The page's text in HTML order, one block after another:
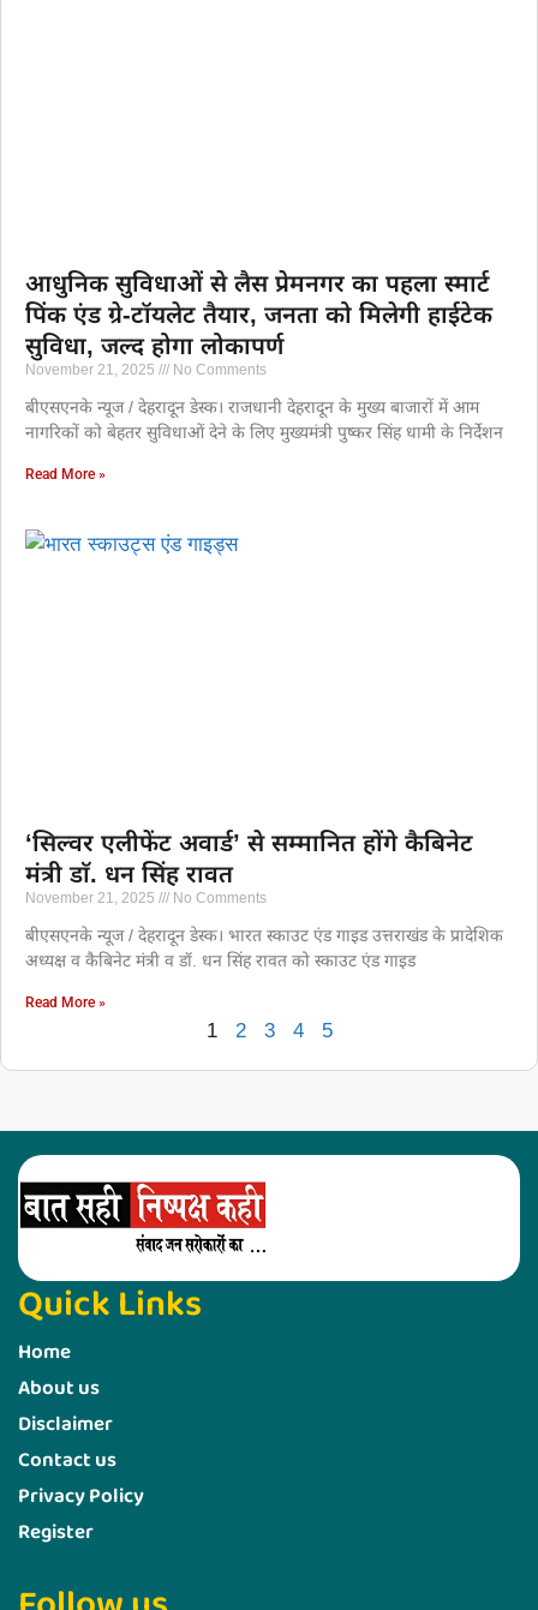
आधुनिक सुविधाओं से लैस प्रेमनगर का पहला स्मार्ट
पिंक एंड ग्रे-टॉयलेट तैयार, जनता को मिलेगी हाईटेक
सुविधा, जल्द होगा लोकापर्ण
November 21, 2025 No Comments
बीएसएनके न्यूज / देहरादून डेस्क। राजधानी देहरादून के मुख्य बाजारों में आम
नागरिकों को बेहतर सुविधाओं देने के लिए मुख्यमंत्री पुष्कर सिंह धामी के निर्देशन
Read More »
‘सिल्वर एलीफेंट अवार्ड’ से सम्मानित होंगे कैबिनेट
मंत्री डाॅ. धन सिंह रावत
November 21, 2025 No Comments
बीएसएनके न्यूज / देहरादून डेस्क। भारत स्काउट एंड गाइड उत्तराखंड के प्रादेशिक
अध्यक्ष व कैबिनेट मंत्री व डॉ. धन सिंह रावत को स्काउट एंड गाइड
Read More »
1 2 3 4 5
Quick Links
Home
About us
Disclaimer
Contact us
Privacy Policy
Register